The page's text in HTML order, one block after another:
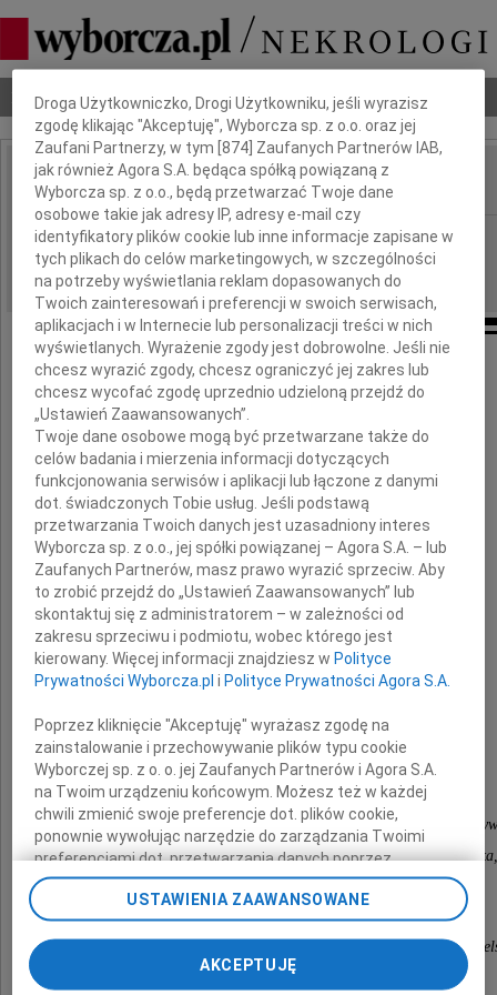
Nekrologi Odeszli Poradnik pogrzebowy
IMIĘ I NAZWISKO:
REGION: Katowice
DATA EMISJI: 14.05.2021
Drogiej Koleżance
Halinie Biedzie
wyrazy głębokiego współczucia
z powodu śmierci
Mamy
składają
Przewodniczący Platformy Obywatelskiej
Cezary Tomczyk
Przewodniczący Klubu Parlamentarnego Koalicja
Platforma Obywatelska, Nowoczesna, Inicjatywa
Marcin Bosacki
Przewodniczący Grupy Senatorów Koalicji
Dbamy o Twoją prywatność
Droga Użytkowniczko, Drogi Użytkowniku, jeśli wyrazisz
zgodę klikając "Akceptuję", Wyborcza sp. z o.o. oraz jej
Zaufani Partnerzy, w tym [874] Zaufanych Partnerów IAB,
jak również Agora S.A. będąca spółką powiązaną z
Wyborcza sp. z o.o., będą przetwarzać Twoje dane
osobowe takie jak adresy IP, adresy e-mail czy
identyfikatory plików cookie lub inne informacje zapisane w
tych plikach do celów marketingowych, w szczególności
na potrzeby wyświetlania reklam dopasowanych do
Twoich zainteresowań i preferencji w swoich serwisach,
aplikacjach i w Internecie lub personalizacji treści w nich
wyświetlanych. Wyrażenie zgody jest dobrowolne. Jeśli nie
chcesz wyrazić zgody, chcesz ograniczyć jej zakres lub
chcesz wycofać zgodę uprzednio udzieloną przejdź do
„Ustawień Zaawansowanych”.
Twoje dane osobowe mogą być przetwarzane także do
celów badania i mierzenia informacji dotyczących
funkcjonowania serwisów i aplikacji lub łączone z danymi
dot. świadczonych Tobie usług. Jeśli podstawą
przetwarzania Twoich danych jest uzasadniony interes
Wyborcza sp. z o.o., jej spółki powiązanej – Agora S.A. – lub
Zaufanych Partnerów, masz prawo wyrazić sprzeciw. Aby
to zrobić przejdź do „Ustawień Zaawansowanych” lub
skontaktuj się z administratorem – w zależności od
zakresu sprzeciwu i podmiotu, wobec którego jest
kierowany. Więcej informacji znajdziesz wPolityce
Prywatności Wyborcza.pl iPolityce Prywatności Agora S.A.
Poprzez kliknięcie "Akceptuję" wyrażasz zgodę na
zainstalowanie i przechowywanie plików typu cookie
Wyborczej sp. z o. o. jej Zaufanych Partnerów i Agora S.A.
na Twoim urządzeniu końcowym. Możesz też w każdej
chwili zmienić swoje preferencje dot. plików cookie,
ponownie wywołując narzędzie do zarządzania Twoimi
preferencjami dot. przetwarzania danych poprzez
odnośnik „Ustawienia prywatności” w stopce serwisu i
przechodząc do sekcji „Ustawienia zaawansowane”.
Zmiana ustawień plików cookie możliwa jest także za
pomocą ustawień przeglądarki.
My, nasi Zaufani Partnerzy i Agora S.A. możemy
USTAWIENIA ZAAWANSOWANE
AKCEPTUJĘ